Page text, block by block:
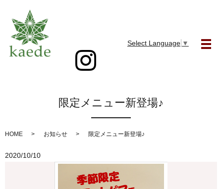
Select Language ▼
メ
限定メニュー新登場♪
HOME お知らせ 限定メニュー新登場♪
2020/10/10